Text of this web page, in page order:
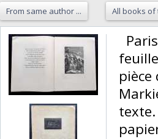
From same author ... All books
pièce